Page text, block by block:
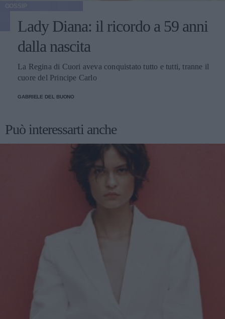
Lady Diana: il ricordo a 59 anni
dalla nascita
La Regina di Cuori aveva conquistato tutto e tutti, tranne il
cuore del Principe Carlo
GABRIELE DEL BUONO
Può interessarti anche